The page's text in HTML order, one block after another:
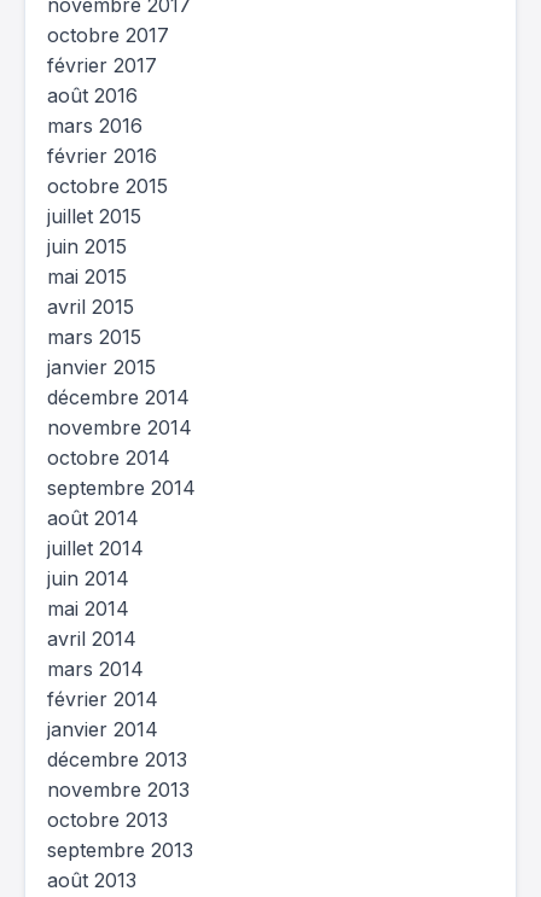
novembre 2017
octobre 2017
février 2017
août 2016
mars 2016
février 2016
octobre 2015
juillet 2015
juin 2015
mai 2015
avril 2015
mars 2015
janvier 2015
décembre 2014
novembre 2014
octobre 2014
septembre 2014
août 2014
juillet 2014
juin 2014
mai 2014
avril 2014
mars 2014
février 2014
janvier 2014
décembre 2013
novembre 2013
octobre 2013
septembre 2013
août 2013